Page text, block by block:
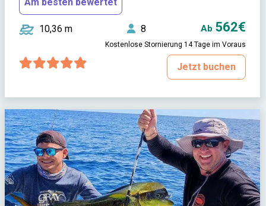
10,36 m 8 Ab 562€
Kostenlose Stornierung 14 Tage im Voraus
Jetzt buchen